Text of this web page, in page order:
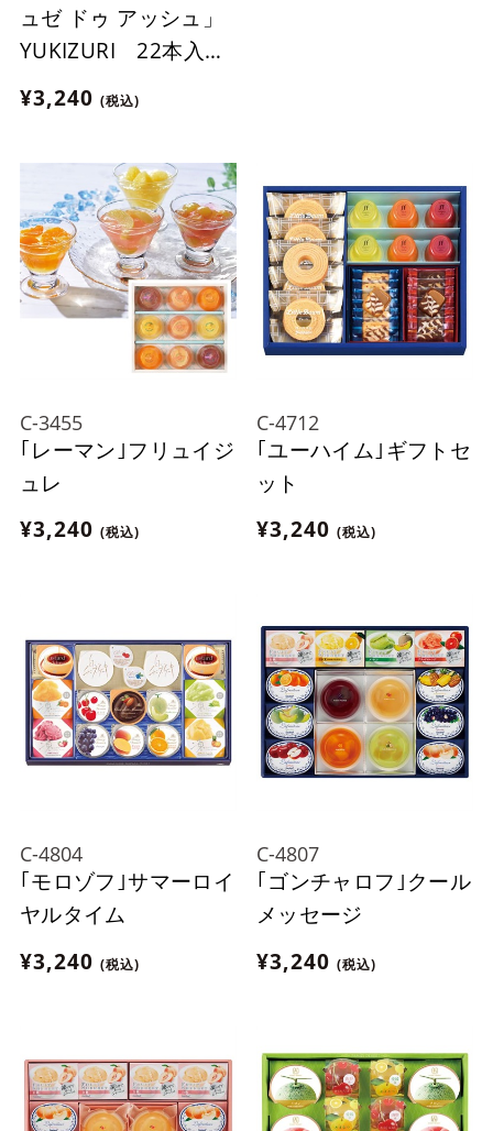
ュゼ ドゥ アッシュ」
YUKIZURI 22本入
【おまとめ便対象】
¥3,240 (税込)
C-3455
｢レーマン｣フリュイジ
ュレ
¥3,240 (税込)
C-4712
｢ユーハイム｣ギフトセ
ット
¥3,240 (税込)
C-4804
｢モロゾフ｣サマーロイ
ヤルタイム
¥3,240 (税込)
C-4807
｢ゴンチャロフ｣クール
メッセージ
¥3,240 (税込)